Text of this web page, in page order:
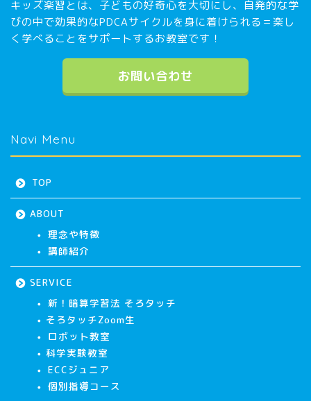
キッズ楽習とは、子どもの好奇心を大切にし、自発的な学
びの中で効果的なPDCAサイクルを身に着けられる＝楽し
く学べることをサポートするお教室です！
お問い合わせ
Navi Menu
TOP
ABOUT
理念や特徴
講師紹介
SERVICE
新！暗算学習法 そろタッチ
そろタッチZoom生
ロボット教室
科学実験教室
ECCジュニア
個別指導コース